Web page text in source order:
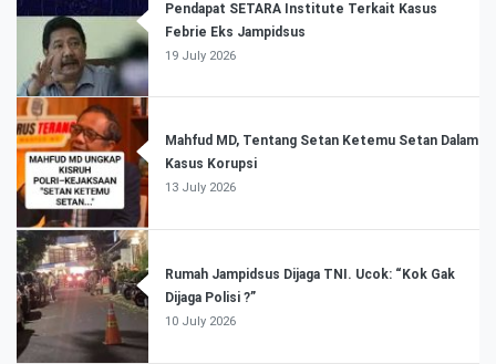
Pendapat SETARA Institute Terkait Kasus
Febrie Eks Jampidsus
19 July 2026
Mahfud MD, Tentang Setan Ketemu Setan Dalam
Kasus Korupsi
13 July 2026
Rumah Jampidsus Dijaga TNI. Ucok: “Kok Gak
Dijaga Polisi ?”
10 July 2026